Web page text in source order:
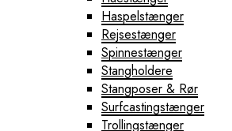
Haspelstænger
Rejsestænger
Spinnestænger
Stangholdere
Stangposer & Rør
Surfcastingstænger
Trollingstænger